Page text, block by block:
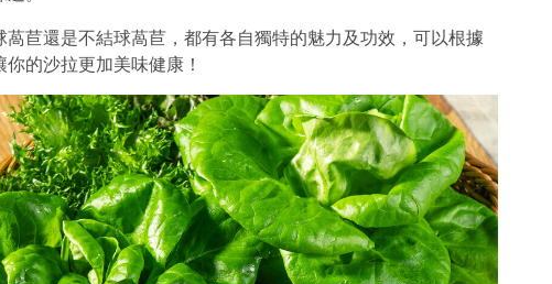
苣還是不結球萵苣，都有各自獨特的魅力及功效，可以根據
的沙拉更加美味健康！